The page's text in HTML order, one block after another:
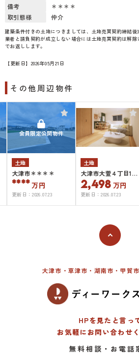
備考
＊＊＊＊
取引態様
仲介
建築条件付きの土地につきましては、土地売買契約締結
業者と請負契約が成立しない場合には土地売買契約は解
でお返しします。
【更新日】2026年05月21日
その他周辺物件
会員限定公開物件
土地
大津市＊＊＊＊
****万円
更新日：2026.07.23
土地
大津市大萱４丁目1号
地
2,498 万円
更新日：2026.07.23
大津市・草津市・湖南市・甲賀
HPを見たと言っ
お気軽にお問い合わせ
無料相談・お電話